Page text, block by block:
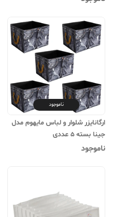
ناموجود
ارگانایزر شلوار و لباس مایهوم مدل
جینا بسته 5 عددی
ناموجود